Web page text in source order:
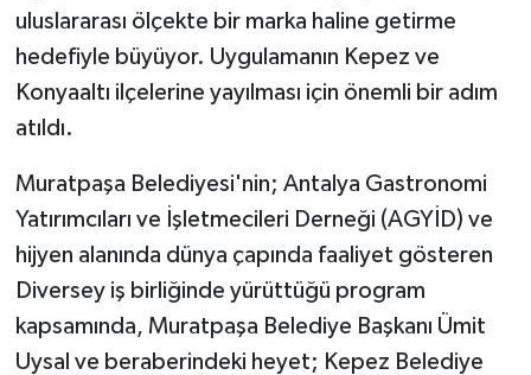
uluslararası ölçekte bir marka haline getirme
hedefiyle büyüyor. Uygulamanın Kepez ve
Konyaaltı ilçelerine yayılması için önemli bir adım
atıldı.
Muratpaşa Belediyesi'nin; Antalya Gastronomi
Yatırımcıları ve İşletmecileri Derneği (AGYİD) ve
hijyen alanında dünya çapında faaliyet gösteren
Diversey iş birliğinde yürüttüğü program
kapsamında, Muratpaşa Belediye Başkanı Ümit
Uysal ve beraberindeki heyet; Kepez Belediye